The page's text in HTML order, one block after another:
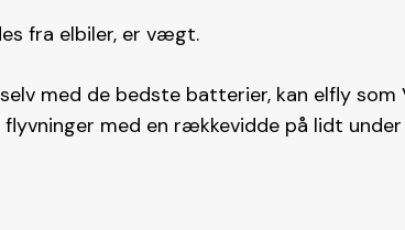
fra elbiler, er vægt.
med de bedste batterier, kan elfly som
med en rækkevidde på lidt